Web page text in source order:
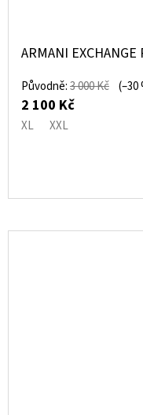
ARMANI
Původně:3 000 Kč (–30
2 100 Kč
XL XXL